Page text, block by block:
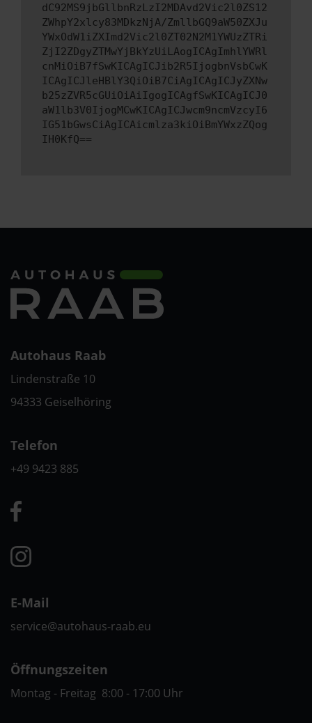
dC92MS9jbGllbnRzLzI2MDAvd2Vic2l0ZS12
ZWhpY2xlcy83MDkzNjA/ZmllbGQ9aW50ZXJu
YWxOdW1iZXImd2Vic2l0ZT02N2M1YWUzZTRi
ZjI2ZDgyZTMwYjBkYzUiLAogICAgImhlYWRl
cnMiOiB7fSwKICAgICJib2R5IjogbnVsbCwK
ICAgICJleHBlY3QiOiB7CiAgICAgICJyZXNw
b25zZVR5cGUiOiAiIgogICAgfSwKICAgICJ0
aW1lb3V0IjogMCwKICAgICJwcm9ncmVzcyI6
IG51bGwsCiAgICAicmlza3kiOiBmYWxzZQog
IH0KfQ==
Autohaus Raab
Lindenstraße 10
94333 Geiselhöring
Telefon
+49 9423 885
E-Mail
service@autohaus-raab.eu
Öffnungszeiten
Montag - Freitag 8:00 - 17:00 Uhr